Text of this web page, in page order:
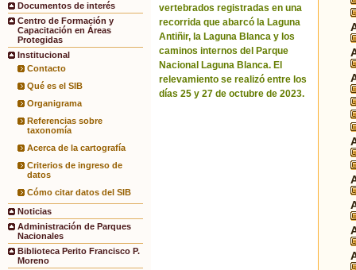
Documentos de interés
Centro de Formación y
Capacitación en Áreas
Protegidas
Institucional
Contacto
Qué es el SIB
Organigrama
Referencias sobre
taxonomía
Acerca de la cartografía
Criterios de ingreso de
datos
Cómo citar datos del SIB
Noticias
Administración de Parques
Nacionales
Biblioteca Perito Francisco P.
Moreno
vertebrados registradas en una
recorrida que abarcó la Laguna
Antiñir, la Laguna Blanca y los
caminos internos del Parque
Nacional Laguna Blanca. El
relevamiento se realizó entre los
días 25 y 27 de octubre de 2023.